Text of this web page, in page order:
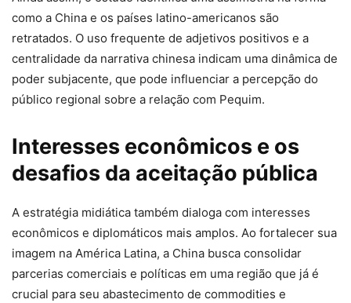
como a China e os países latino-americanos são
retratados. O uso frequente de adjetivos positivos e a
centralidade da narrativa chinesa indicam uma dinâmica de
poder subjacente, que pode influenciar a percepção do
público regional sobre a relação com Pequim.
Interesses econômicos e os
desafios da aceitação pública
A estratégia midiática também dialoga com interesses
econômicos e diplomáticos mais amplos. Ao fortalecer sua
imagem na América Latina, a China busca consolidar
parcerias comerciais e políticas em uma região que já é
crucial para seu abastecimento de commodities e